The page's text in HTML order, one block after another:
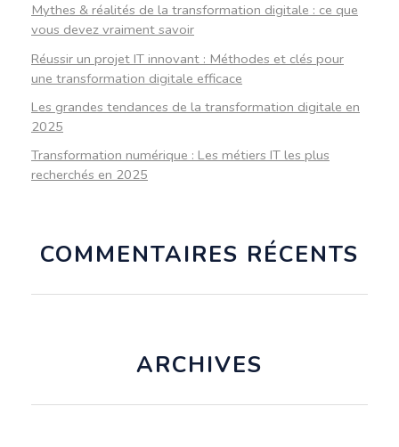
Mythes & réalités de la transformation digitale : ce que
vous devez vraiment savoir
Réussir un projet IT innovant : Méthodes et clés pour
une transformation digitale efficace
Les grandes tendances de la transformation digitale en
2025
Transformation numérique : Les métiers IT les plus
recherchés en 2025
COMMENTAIRES RÉCENTS
ARCHIVES